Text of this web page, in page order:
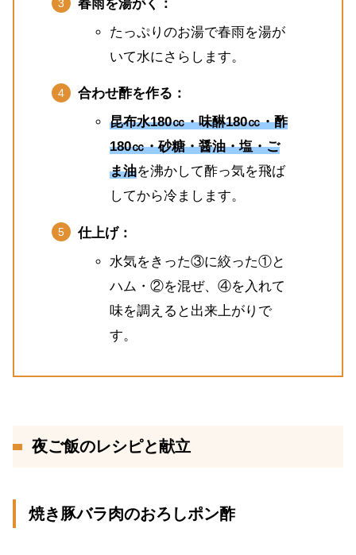
春雨を湯がく：
たっぷりのお湯で春雨を湯が
いて水にさらします。
合わせ酢を作る：
昆布水180㏄・味醂180㏄・酢
180㏄・砂糖・醤油・塩・ご
ま油を沸かして酢っ気を飛ば
してから冷まします。
仕上げ：
水気をきった③に絞った①と
ハム・②を混ぜ、④を入れて
味を調えると出来上がりで
す。
夜ご飯のレシピと献立
焼き豚バラ肉のおろしポン酢